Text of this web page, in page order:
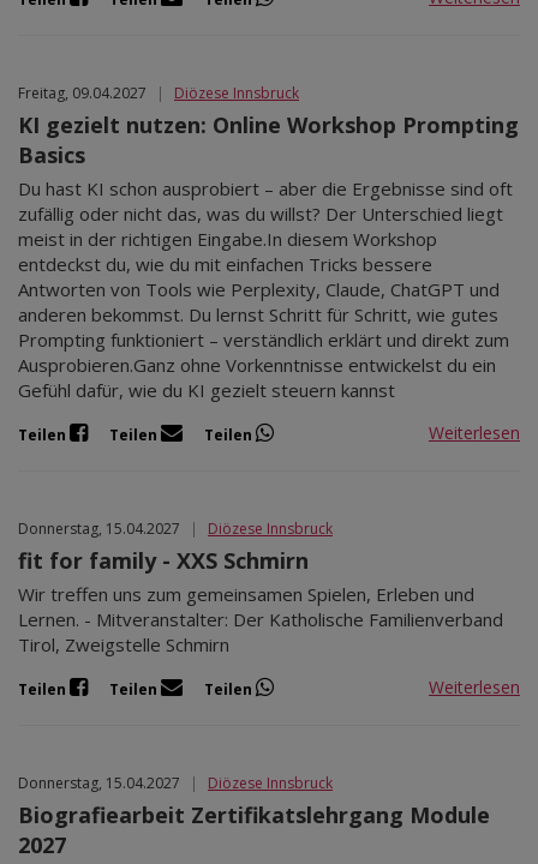
Freitag, 09.04.2027 | Diözese Innsbruck
KI gezielt nutzen: Online Workshop Prompting
Basics
Du hast KI schon ausprobiert – aber die Ergebnisse sind oft
zufällig oder nicht das, was du willst? Der Unterschied liegt
meist in der richtigen Eingabe.In diesem Workshop
entdeckst du, wie du mit einfachen Tricks bessere
Antworten von Tools wie Perplexity, Claude, ChatGPT und
anderen bekommst. Du lernst Schritt für Schritt, wie gutes
Prompting funktioniert – verständlich erklärt und direkt zum
Ausprobieren.Ganz ohne Vorkenntnisse entwickelst du ein
Gefühl dafür, wie du KI gezielt steuern kannst
Teilen Teilen Teilen Weiterlesen
Donnerstag, 15.04.2027 | Diözese Innsbruck
fit for family - XXS Schmirn
Wir treffen uns zum gemeinsamen Spielen, Erleben und
Lernen. - Mitveranstalter: Der Katholische Familienverband
Tirol, Zweigstelle Schmirn
Teilen Teilen Teilen Weiterlesen
Donnerstag, 15.04.2027 | Diözese Innsbruck
Biografiearbeit Zertifikatslehrgang Module
2027